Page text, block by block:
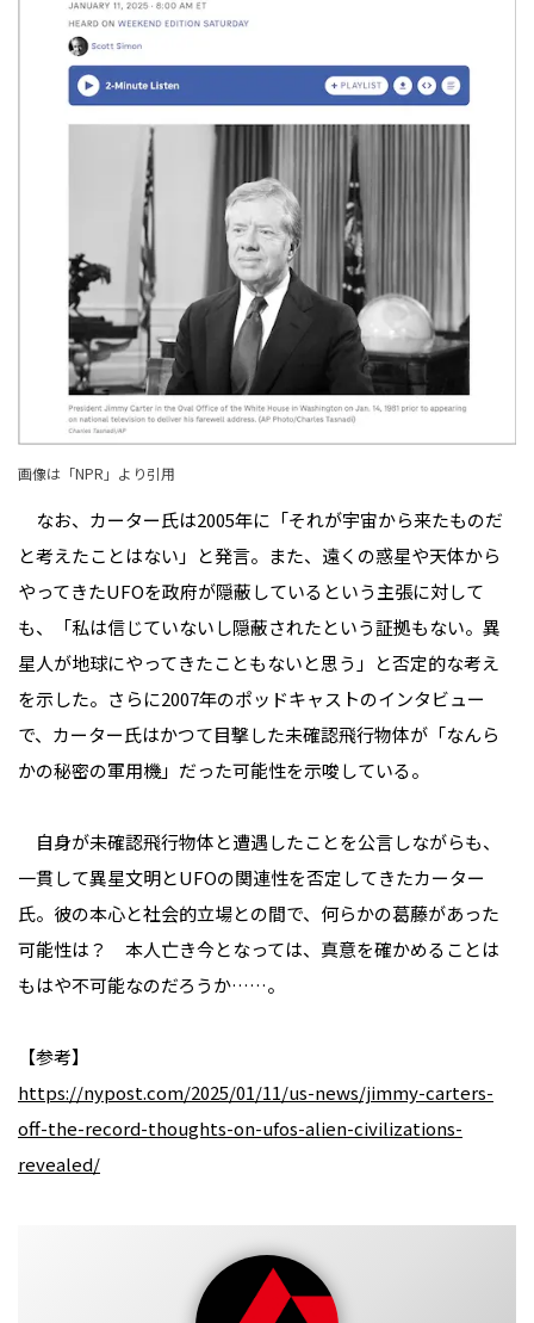
画像は「NPR 」より引用
なお、カーター氏は2005年に「それが宇宙から来たものだ
と考えたことはない」と発言。また、遠くの惑星や天体から
やってきたUFOを政府が隠蔽しているという主張に対して
も、「私は信じていないし隠蔽されたという証拠もない。異
星人が地球にやってきたこともないと思う」と否定的な考え
を示した。さらに2007年のポッドキャストのインタビュー
で、カーター氏はかつて目撃した未確認飛行物体が「なんら
かの秘密の軍用機」だった可能性を示唆している。
自身が未確認飛行物体と遭遇したことを公言しながらも、
一貫して異星文明とUFOの関連性を否定してきたカーター
氏。彼の本心と社会的立場との間で、何らかの葛藤があった
可能性は？ 本人亡き今となっては、真意を確かめることは
もはや不可能なのだろうか……。
【参考】
https://nypost.com/2025/01/11/us-news/jimmy-carters-
off-the-record-thoughts-on-ufos-alien-civilizations-
revealed/